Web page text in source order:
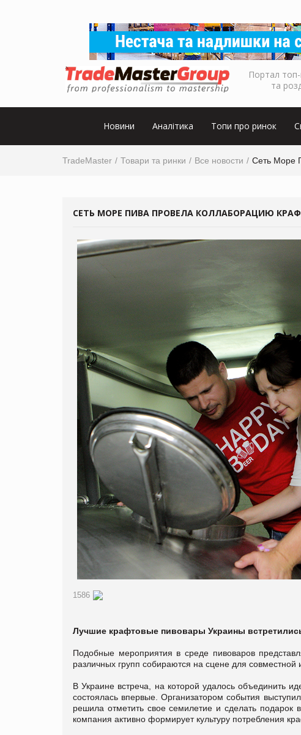
Портал
та
Новини Аналітика Топи про ринок
TradeMaster Товари та ринки Все новости Сеть Море
СЕТЬ МОРЕ ПИВА ПРОВЕЛА КОЛЛАБОРАЦИЮ
1586
Лучшие крафтовые пивовары Украины
Подобные мероприятия в среде пивоваров
различных групп собираются на сцене для совместной
В Украине встреча, на которой удалось объединить
состоялась впервые. Организатором события
решила отметить свое семилетие и сделать
компания активно формирует культуру потребления